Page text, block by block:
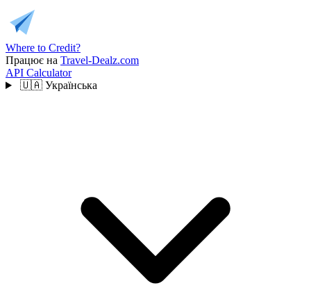
Where to Credit?
Працює на Travel-Dealz.com
API Calculator
🇺🇦 Українська